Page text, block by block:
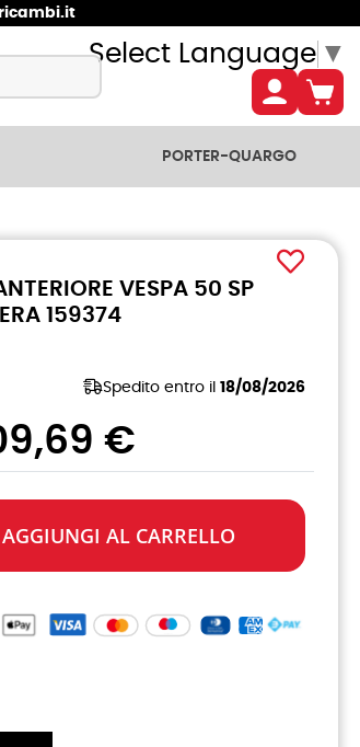
Select Language ▼
PORTER-QUARGO
VESPA 50 SP
159374
Spedito entro il 18/08/2026
€
AGGIUNGI AL CARRELLO